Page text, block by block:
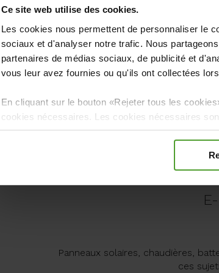
Ce site web utilise des cookies.
Les cookies nous permettent de personnaliser le
sociaux et d'analyser notre trafic. Nous
partenaires de médias sociaux, de publicité et
vous leur avez fournies ou qu'ils ont collectées
En cliquant sur le bouton «Rejeter tous les
cookies nécessaires. Les cookies nécessaires
applications et ne peuvent être refusés.
Conduite
Panneaux solaires, chaudières,
ces